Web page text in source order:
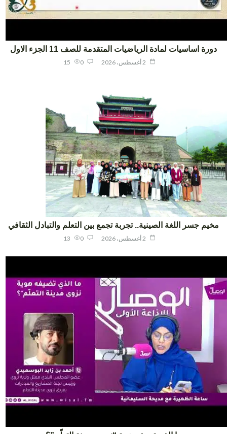
اساسيات لمادة الرياضيات المتقدمة للصف 11 الجزء الاول
15
جسر اللغة الصينية.. تجربة تجمع بين التعلم والتبادل الثقافي
13